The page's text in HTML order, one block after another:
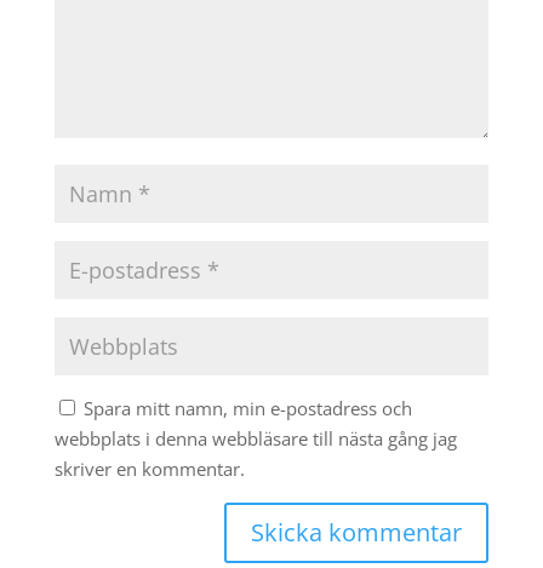
Spara mitt namn, min e-postadress och
webbplats i denna webbläsare till nästa gång jag
skriver en kommentar.